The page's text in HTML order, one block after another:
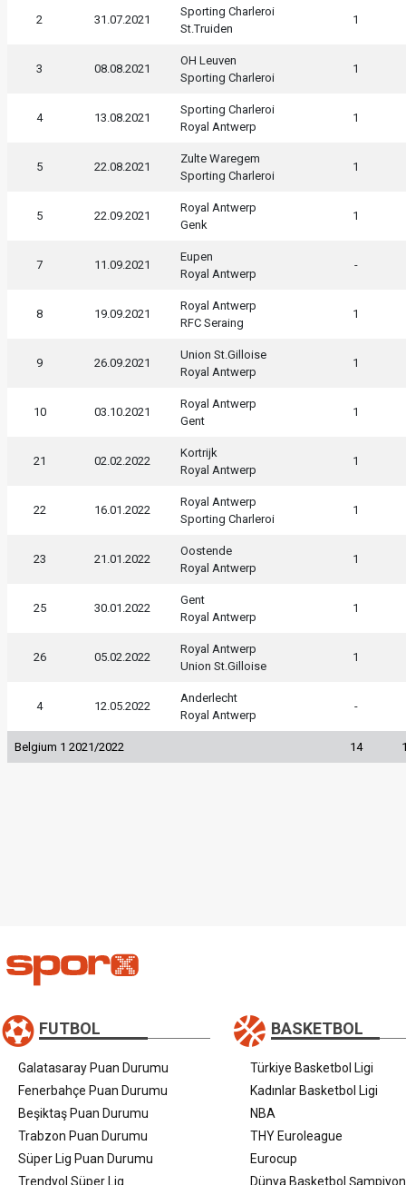
2 31.07.2021
Sporting Charleroi
St.Truiden
1
3 08.08.2021
OH Leuven
Sporting Charleroi
1
4 13.08.2021
Sporting Charleroi
Royal Antwerp
1
5 22.08.2021
Zulte Waregem
Sporting Charleroi
1
5 22.09.2021
Royal Antwerp
Genk
1
7 11.09.2021
Eupen
Royal Antwerp
-
8 19.09.2021
Royal Antwerp
RFC Seraing
1
9 26.09.2021
Union St.Gilloise
Royal Antwerp
1
10 03.10.2021
Royal Antwerp
Gent
1
21 02.02.2022
Kortrijk
Royal Antwerp
1
22 16.01.2022
Royal Antwerp
Sporting Charleroi
1
23 21.01.2022
Oostende
Royal Antwerp
1
25 30.01.2022
Gent
Royal Antwerp
1
26 05.02.2022
Royal Antwerp
Union St.Gilloise
1
4 12.05.2022
Anderlecht
Royal Antwerp
-
Belgium 1 2021/2022 14
FUTBOL
Galatasaray Puan Durumu
Fenerbahçe Puan Durumu
Beşiktaş Puan Durumu
Trabzon Puan Durumu
Süper Lig Puan Durumu
Trendyol Süper Lig
BASKETBOL
Türkiye Basketbol Ligi
Kadınlar Basketbol Ligi
NBA
THY Euroleague
Eurocup
Dünya Basketbol